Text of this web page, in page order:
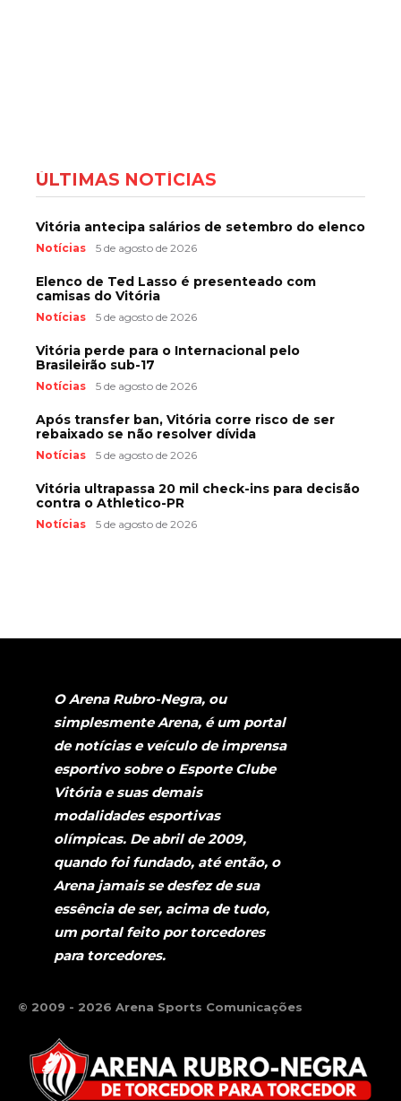
ÚLTIMAS NOTÍCIAS
Vitória antecipa salários de setembro do elenco
Notícias 5 de agosto de 2026
Elenco de Ted Lasso é presenteado com
camisas do Vitória
Notícias 5 de agosto de 2026
Vitória perde para o Internacional pelo
Brasileirão sub-17
Notícias 5 de agosto de 2026
Após transfer ban, Vitória corre risco de ser
rebaixado se não resolver dívida
Notícias 5 de agosto de 2026
Vitória ultrapassa 20 mil check-ins para decisão
contra o Athletico-PR
Notícias 5 de agosto de 2026
O Arena Rubro-Negra, ou
simplesmente Arena, é um portal
de notícias e veículo de imprensa
esportivo sobre o Esporte Clube
Vitória e suas demais
modalidades esportivas
olímpicas. De abril de 2009,
quando foi fundado, até então, o
Arena jamais se desfez de sua
essência de ser, acima de tudo,
um portal feito por torcedores
para torcedores.
© 2009 - 2026 Arena Sports Comunicações